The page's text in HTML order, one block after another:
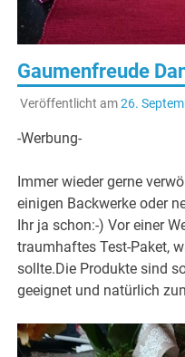
Gaumenfreude
Veröffentlicht am26.
-Werbung-
Immer wieder gerne
einigen Backwerke oder
Ihr ja schon:-) Vor einer
traumhaftes Test-Paket,
sollte.Die Produkte sind
geeignet und natürlich